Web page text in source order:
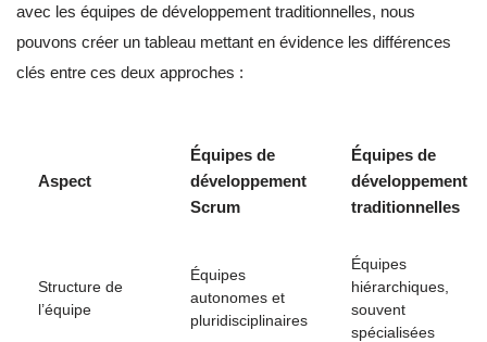
avec les équipes de développement traditionnelles, nous
pouvons créer un tableau mettant en évidence les différences
clés entre ces deux approches :
Aspect
Équipes de
développement
Scrum
Équipes de
développement
traditionnelles
Structure de
l’équipe
Équipes
autonomes et
pluridisciplinaires
Équipes
hiérarchiques,
souvent
spécialisées